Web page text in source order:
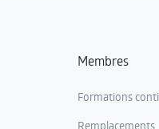
Membres
Formations
Remplacements